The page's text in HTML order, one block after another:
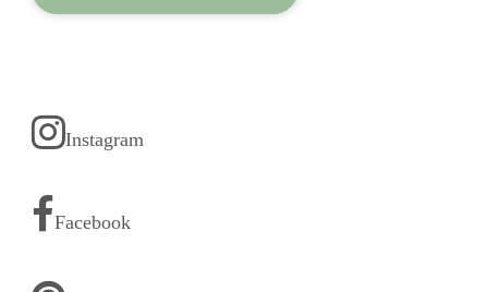
Instagram
Facebook